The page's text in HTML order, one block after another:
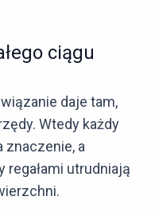
ciągu
daje tam,
Wtedy każdy
znaczenie, a
utrudniają